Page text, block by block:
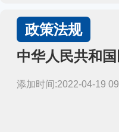
政策法规
中华人民共和
添加时间:2022-04-19